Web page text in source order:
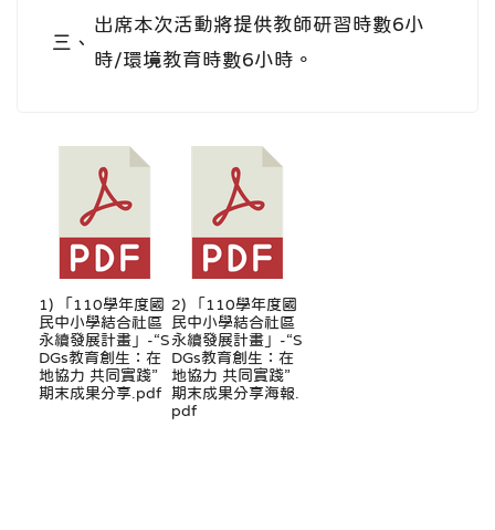
三、
出席本次活動將提供教師研習時數6小
時/環境教育時數6小時。
1) 「110學年度國
民中小學結合社區
永續發展計畫」-“S
DGs教育創生：在
地協力 共同實踐”
期末成果分享.pdf
2) 「110學年度國
民中小學結合社區
永續發展計畫」-“S
DGs教育創生：在
地協力 共同實踐”
期末成果分享海報.
pdf